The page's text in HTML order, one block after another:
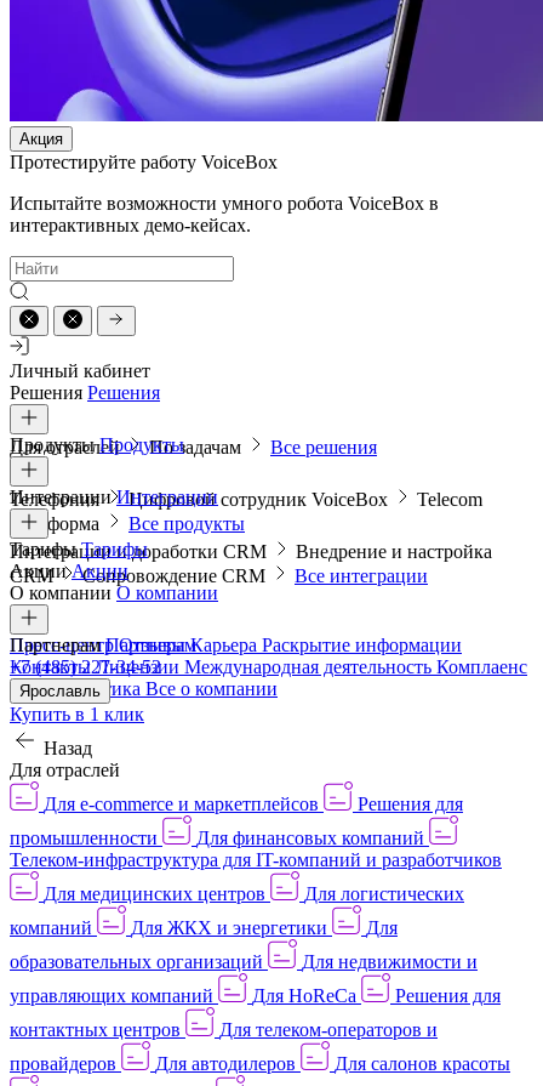
Акция
Протестируйте работу VoiceBox
Испытайте возможности умного робота VoiceBox в
интерактивных демо-кейсах.
Личный кабинет
Решения Решения
Для отраслей По задачам Все решения
ПродуктыПродукты
Телефония Цифровой сотрудник VoiceBox
Telecom
платформа
Все продукты
ИнтеграцииИнтеграции
Интеграции и доработки CRM
Внедрение и настройка
CRM
Сопровождение CRM Все интеграции
ТарифыТарифы
АкцииАкции
О компании О компании
Пресс-центрОтзывыКарьера Раскрытие информации
КонтактыЛицензии Международная деятельность Комплаенс
и деловая этика Все о компании
ПартнерамПартнерам
+7 (485) 227-34-52
Ярославль
Купить в 1 клик
Назад
Для отраслей
Для e-commerce и маркетплейсов
Решения для
промышленности
Для финансовых компаний
Телеком-инфраструктура для IT-компаний и разработчиков
Для медицинских центров
Для логистических
компаний
Для ЖКХ и энергетики
Для
образовательных организаций
Для недвижимости и
управляющих компаний
Для HoReCa
Решения для
контактных центров
Для телеком-операторов и
провайдеров
Для автодилеров
Для салонов красоты